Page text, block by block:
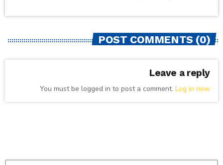
POST COMMENTS (0)
Leave a reply
You must be logged in to post a comment. Log in now